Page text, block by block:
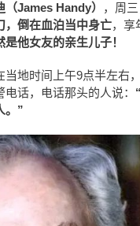
（James Handy）
，周
，倒在血泊当中身亡，享
是他女友的亲生儿子！
当地时间上午9点半左右
话，电话那头的人说：
”